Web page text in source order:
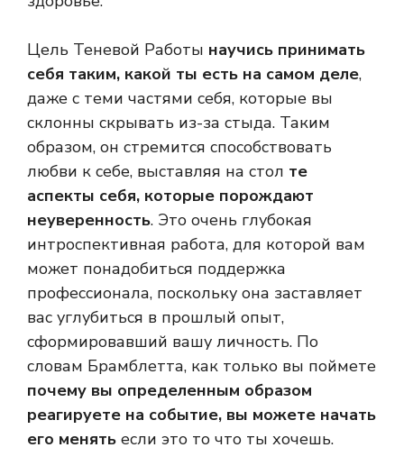
Цель Теневой Работы научись принимать
себя таким, какой ты есть на самом деле,
даже с теми частями себя, которые вы
склонны скрывать из-за стыда. Таким
образом, он стремится способствовать
любви к себе, выставляя на стол те
аспекты себя, которые порождают
неуверенность. Это очень глубокая
интроспективная работа, для которой вам
может понадобиться поддержка
профессионала, поскольку она заставляет
вас углубиться в прошлый опыт,
сформировавший вашу личность. По
словам Брамблетта, как только вы поймете
почему вы определенным образом
реагируете на событие, вы можете начать
его менять если это то что ты хочешь.